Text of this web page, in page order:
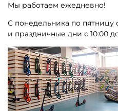
Мы работаем ежедневно!
С понедельника по пятницу
и праздничные дни с 10:00